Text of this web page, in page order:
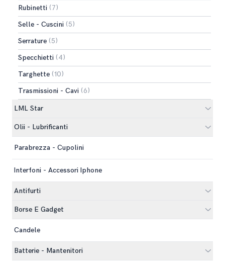
Rubinetti (7)
Selle - Cuscini (5)
Serrature (5)
Specchietti (4)
Targhette (10)
Trasmissioni - Cavi (6)
LML Star
Olii - Lubrificanti
Parabrezza - Cupolini
Interfoni - Accessori Iphone
Antifurti
Borse E Gadget
Candele
Batterie - Mantenitori